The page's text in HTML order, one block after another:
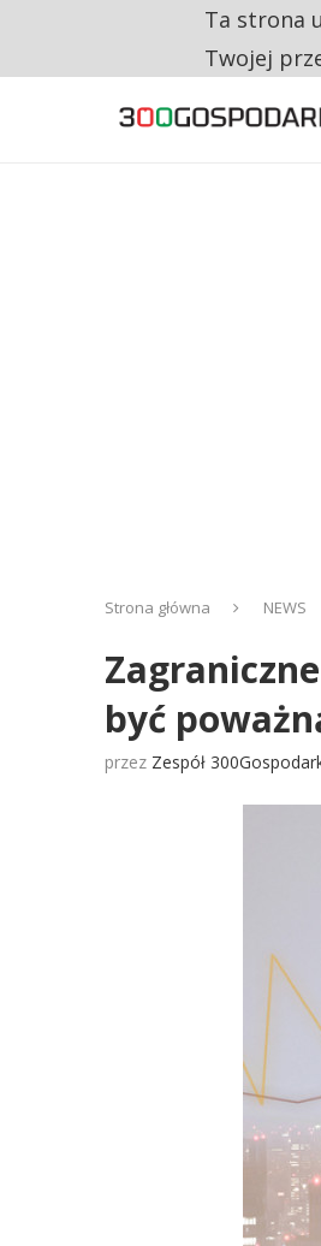
Strona główna NEWS
być
przez Zespół
Ta strona
Twojej